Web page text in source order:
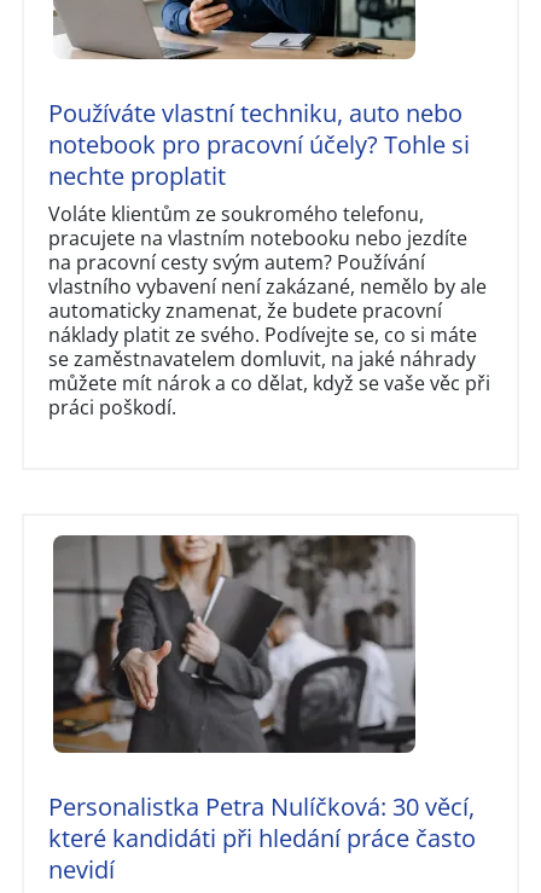
Používáte vlastní techniku, auto nebo
notebook pro pracovní účely? Tohle si
nechte proplatit
Voláte klientům ze soukromého telefonu,
pracujete na vlastním notebooku nebo jezdíte
na pracovní cesty svým autem? Používání
vlastního vybavení není zakázané, nemělo by ale
automaticky znamenat, že budete pracovní
náklady platit ze svého. Podívejte se, co si máte
se zaměstnavatelem domluvit, na jaké náhrady
můžete mít nárok a co dělat, když se vaše věc při
práci poškodí.
Personalistka Petra Nulíčková: 30 věcí,
které kandidáti při hledání práce často
nevidí